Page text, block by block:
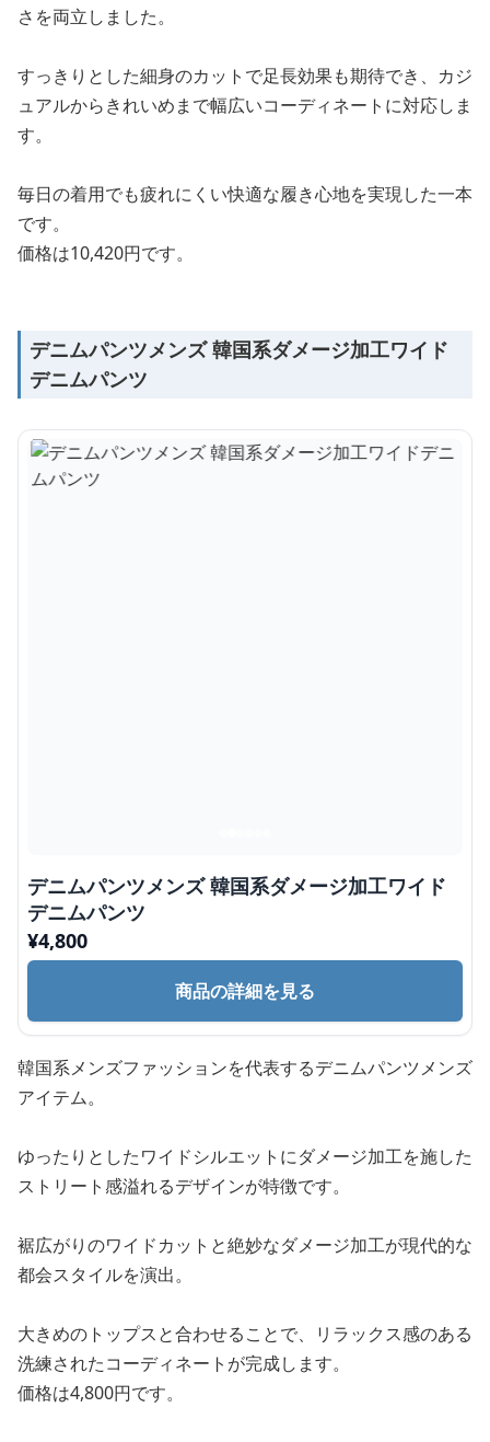
さを両立しました。
すっきりとした細身のカットで足長効果も期待でき、カジ
ュアルからきれいめまで幅広いコーディネートに対応しま
す。
毎日の着用でも疲れにくい快適な履き心地を実現した一本
です。
価格は10,420円です。
デニムパンツメンズ 韓国系ダメージ加工ワイド
デニムパンツ
デニムパンツメンズ 韓国系ダメージ加工ワイド
デニムパンツ
¥4,800
商品の詳細を見る
韓国系メンズファッションを代表するデニムパンツメンズ
アイテム。
ゆったりとしたワイドシルエットにダメージ加工を施した
ストリート感溢れるデザインが特徴です。
裾広がりのワイドカットと絶妙なダメージ加工が現代的な
都会スタイルを演出。
大きめのトップスと合わせることで、リラックス感のある
洗練されたコーディネートが完成します。
価格は4,800円です。